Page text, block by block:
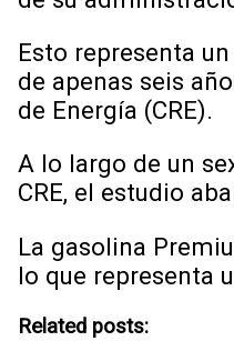
Esto representa
de apenas seis
de Energía (CRE).
A lo largo de un
CRE, el estudio
La gasolina
lo que representa
Related posts: